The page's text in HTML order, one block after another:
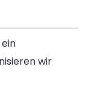
wir